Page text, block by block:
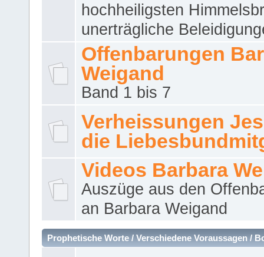
hochheiligsten
unerträgliche
Offenbarungen
Weigand
Band 1 bis 7
Verheissungen
die
Videos Barbara
Auszüge aus den
an Barbara Weigand
Prophetische Worte / Verschiedene Voraussagen /